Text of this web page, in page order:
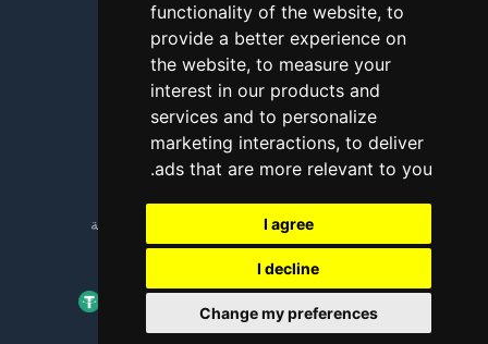
functionality of the website, to
provide a better experience on
the website, to measure your
interest in our products and
services and to personalize
marketing interactions, to deliver
ads that are more relevant to you
.
I agree
I decline
Change my preferences
طرق الدفع
أداة اختبار الاتصال
الإبلاغ عن إساءة استخدام
Copyright © 2018 - 2026 جميع الحقوق محفوظة